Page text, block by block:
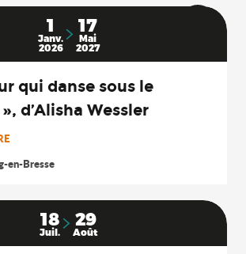
1
Janv.
2026
17
Mai
2027
qui danse sous le
d’Alisha Wessler
en-Bresse
18
Juil.
29
Août